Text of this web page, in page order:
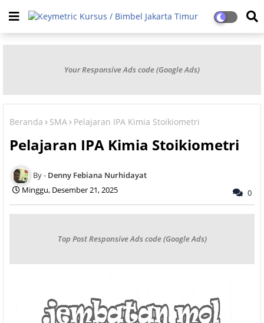
Your Responsive Ads code (Google Ads)
Beranda SMA Pelajaran IPA Kimia Stoikiometri
Pelajaran IPA Kimia Stoikiometri
Denny Febiana Nurhidayat
Minggu, Desember 21, 2025
0
Top Post Responsive Ads code (Google Ads)